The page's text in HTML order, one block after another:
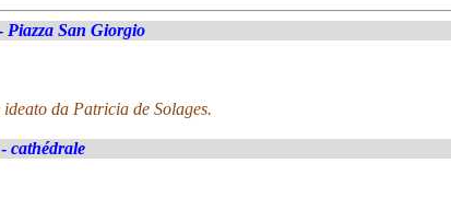
Piazza San Giorgio
da Patricia de Solages.
cathédrale